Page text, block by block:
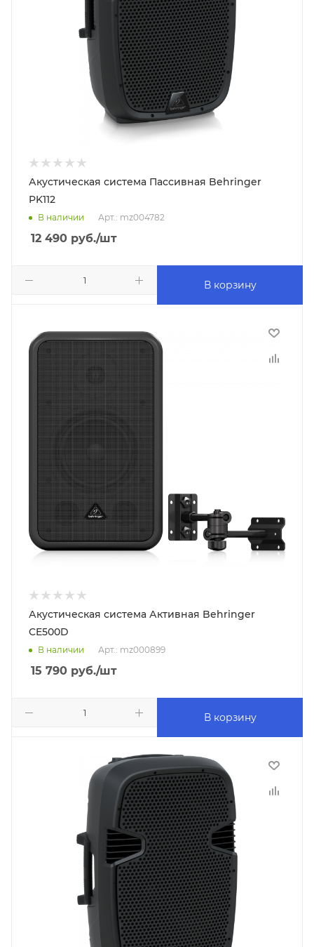
Акустическая система Пассивная Behringer
PK112
В наличии Арт.: mz004782
12 490 руб./шт
В корзину
Акустическая система Активная Behringer
CE500D
В наличии Арт.: mz000899
15 790 руб./шт
В корзину